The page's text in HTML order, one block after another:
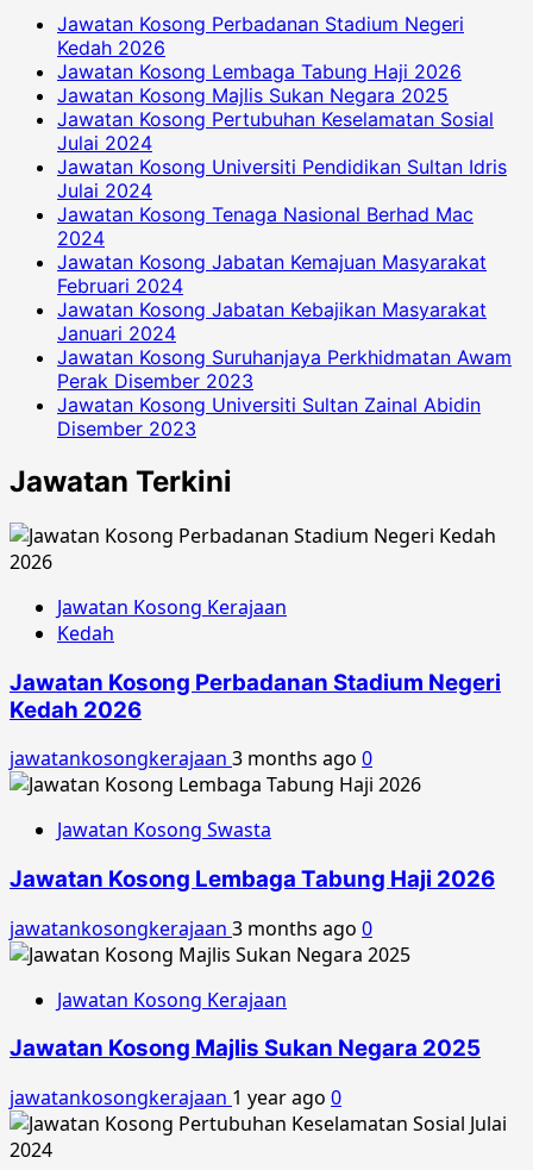
Jawatan Kosong Perbadanan Stadium Negeri
Kedah 2026
Jawatan Kosong Lembaga Tabung Haji 2026
Jawatan Kosong Majlis Sukan Negara 2025
Jawatan Kosong Pertubuhan Keselamatan Sosial
Julai 2024
Jawatan Kosong Universiti Pendidikan Sultan Idris
Julai 2024
Jawatan Kosong Tenaga Nasional Berhad Mac
2024
Jawatan Kosong Jabatan Kemajuan Masyarakat
Februari 2024
Jawatan Kosong Jabatan Kebajikan Masyarakat
Januari 2024
Jawatan Kosong Suruhanjaya Perkhidmatan Awam
Perak Disember 2023
Jawatan Kosong Universiti Sultan Zainal Abidin
Disember 2023
Jawatan Terkini
Jawatan Kosong Kerajaan
Kedah
Jawatan Kosong Perbadanan Stadium Negeri
Kedah 2026
jawatankosongkerajaan 3 months ago 0
Jawatan Kosong Swasta
Jawatan Kosong Lembaga Tabung Haji 2026
jawatankosongkerajaan 3 months ago 0
Jawatan Kosong Kerajaan
Jawatan Kosong Majlis Sukan Negara 2025
jawatankosongkerajaan 1 year ago 0